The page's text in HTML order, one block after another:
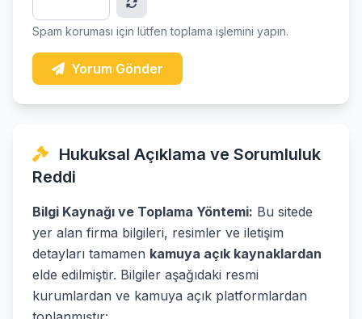
Spam koruması için lütfen toplama işlemini yapın.
Yorum Gönder
Hukuksal Açıklama ve Sorumluluk
Reddi
Bilgi Kaynağı ve Toplama Yöntemi: Bu sitede
yer alan firma bilgileri, resimler ve iletişim
detayları tamamen kamuya açık kaynaklardan
elde edilmiştir. Bilgiler aşağıdaki resmi
kurumlardan ve kamuya açık platformlardan